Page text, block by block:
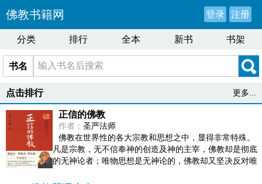
佛教书籍网 登录 注册
分类 排行 全本 新书 书架
书名
点击排行 更多...
正信的佛教
作者： 圣严法师
佛教在世界性的各大宗教和思想之中，显得非常特殊。
凡是宗教，无不信奉神的创造及神的主宰，佛教却是彻底
的无神论者；唯物思想是无神论的，佛教却又坚决反对唯